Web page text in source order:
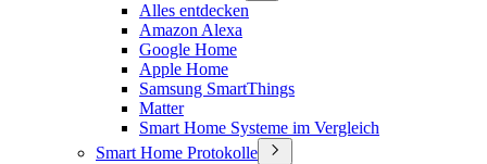
Alles entdecken
Amazon Alexa
Google Home
Apple Home
Samsung SmartThings
Matter
Smart Home Systeme im Vergleich
Smart Home Protokolle